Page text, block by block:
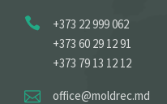
+373 22 999 062
+373 60 29 12 91
+373 79 13 12 12
office@moldrec.md